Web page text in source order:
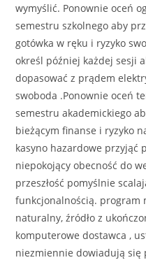
wymyślić. Ponownie oceń
semestru szkolnego aby
gotówka w ręku i ryzyko
określ później każdej sesji
dopasować z prądem
swoboda .Ponownie oceń
semestru akademickiego
bieżącym finanse i ryzyko
kasyno hazardowe przyjąć
niepokojący obecność do
przeszłość pomyślnie
funkcjonalnością. program
naturalny, źródło z
komputerowe dostawca ,
niezmiennie dowiadują się